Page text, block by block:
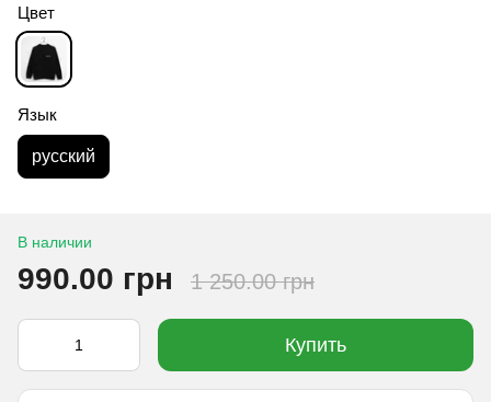
Цвет
Язык
русский
В наличии
990.00 грн 1 250.00 грн
Купить